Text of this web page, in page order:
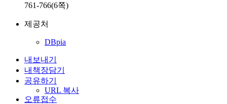
761-766(6쪽)
제공처
DBpia
내보내기
내책장담기
공유하기
URL 복사
오류접수